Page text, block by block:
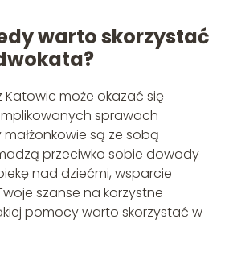
warto skorzystać
może okazać się
sprawach
są ze sobą
przeciwko sobie dowody
nad dziećmi, wsparcie
szanse na korzystne
pomocy warto skorzystać w